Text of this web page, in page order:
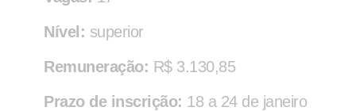
Nível: superior
Remuneração: R$ 3.130,85
Prazo de inscrição: 18 a 24 de janeiro